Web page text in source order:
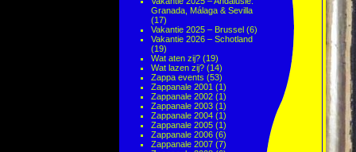
Granada, Málaga & Sevilla
(17)
Vakantie 2025 – Brussel (6)
Vakantie 2026 – Schotland
(19)
Wat aten zij? (19)
Wat lazen zij? (14)
Zappa events (53)
Zappanale 2001 (1)
Zappanale 2002 (1)
Zappanale 2003 (1)
Zappanale 2004 (1)
Zappanale 2005 (1)
Zappanale 2006 (6)
Zappanale 2007 (7)